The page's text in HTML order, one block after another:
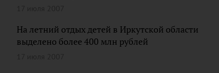
На летний отдых детей в Иркутской области
выделено более 400 млн рублей